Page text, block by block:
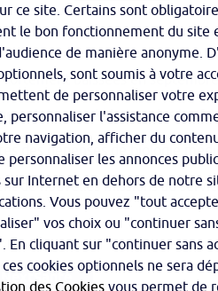
baissées en septembre
ni de baisse des tarifs)
des dépenses de biologie
de nouvelles missions au
ce site. Certains sont
le bon fonctionnement du site
de manière anonyme.
sont soumis à votre
de personnaliser votre
personnaliser l'assistance
navigation, afficher du
personnaliser les annonces
sur Internet en dehors de notre
Vous pouvez "tout
vos choix ou "continuer
En cliquant sur "continuer sans
cookies optionnels ne sera
des Cookies vous permet de